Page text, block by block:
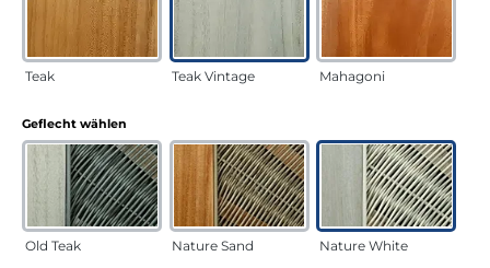
Teak Teak Vintage Mahagoni
Geflecht wählen
Old Teak Nature Sand Nature White